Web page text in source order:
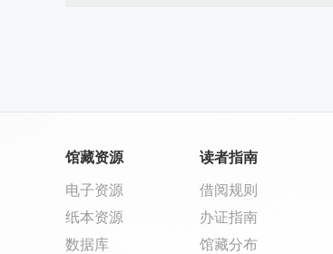
馆藏资源
电子资源
纸本资源
数据库
读者指南
借阅规则
办证指南
馆藏分布